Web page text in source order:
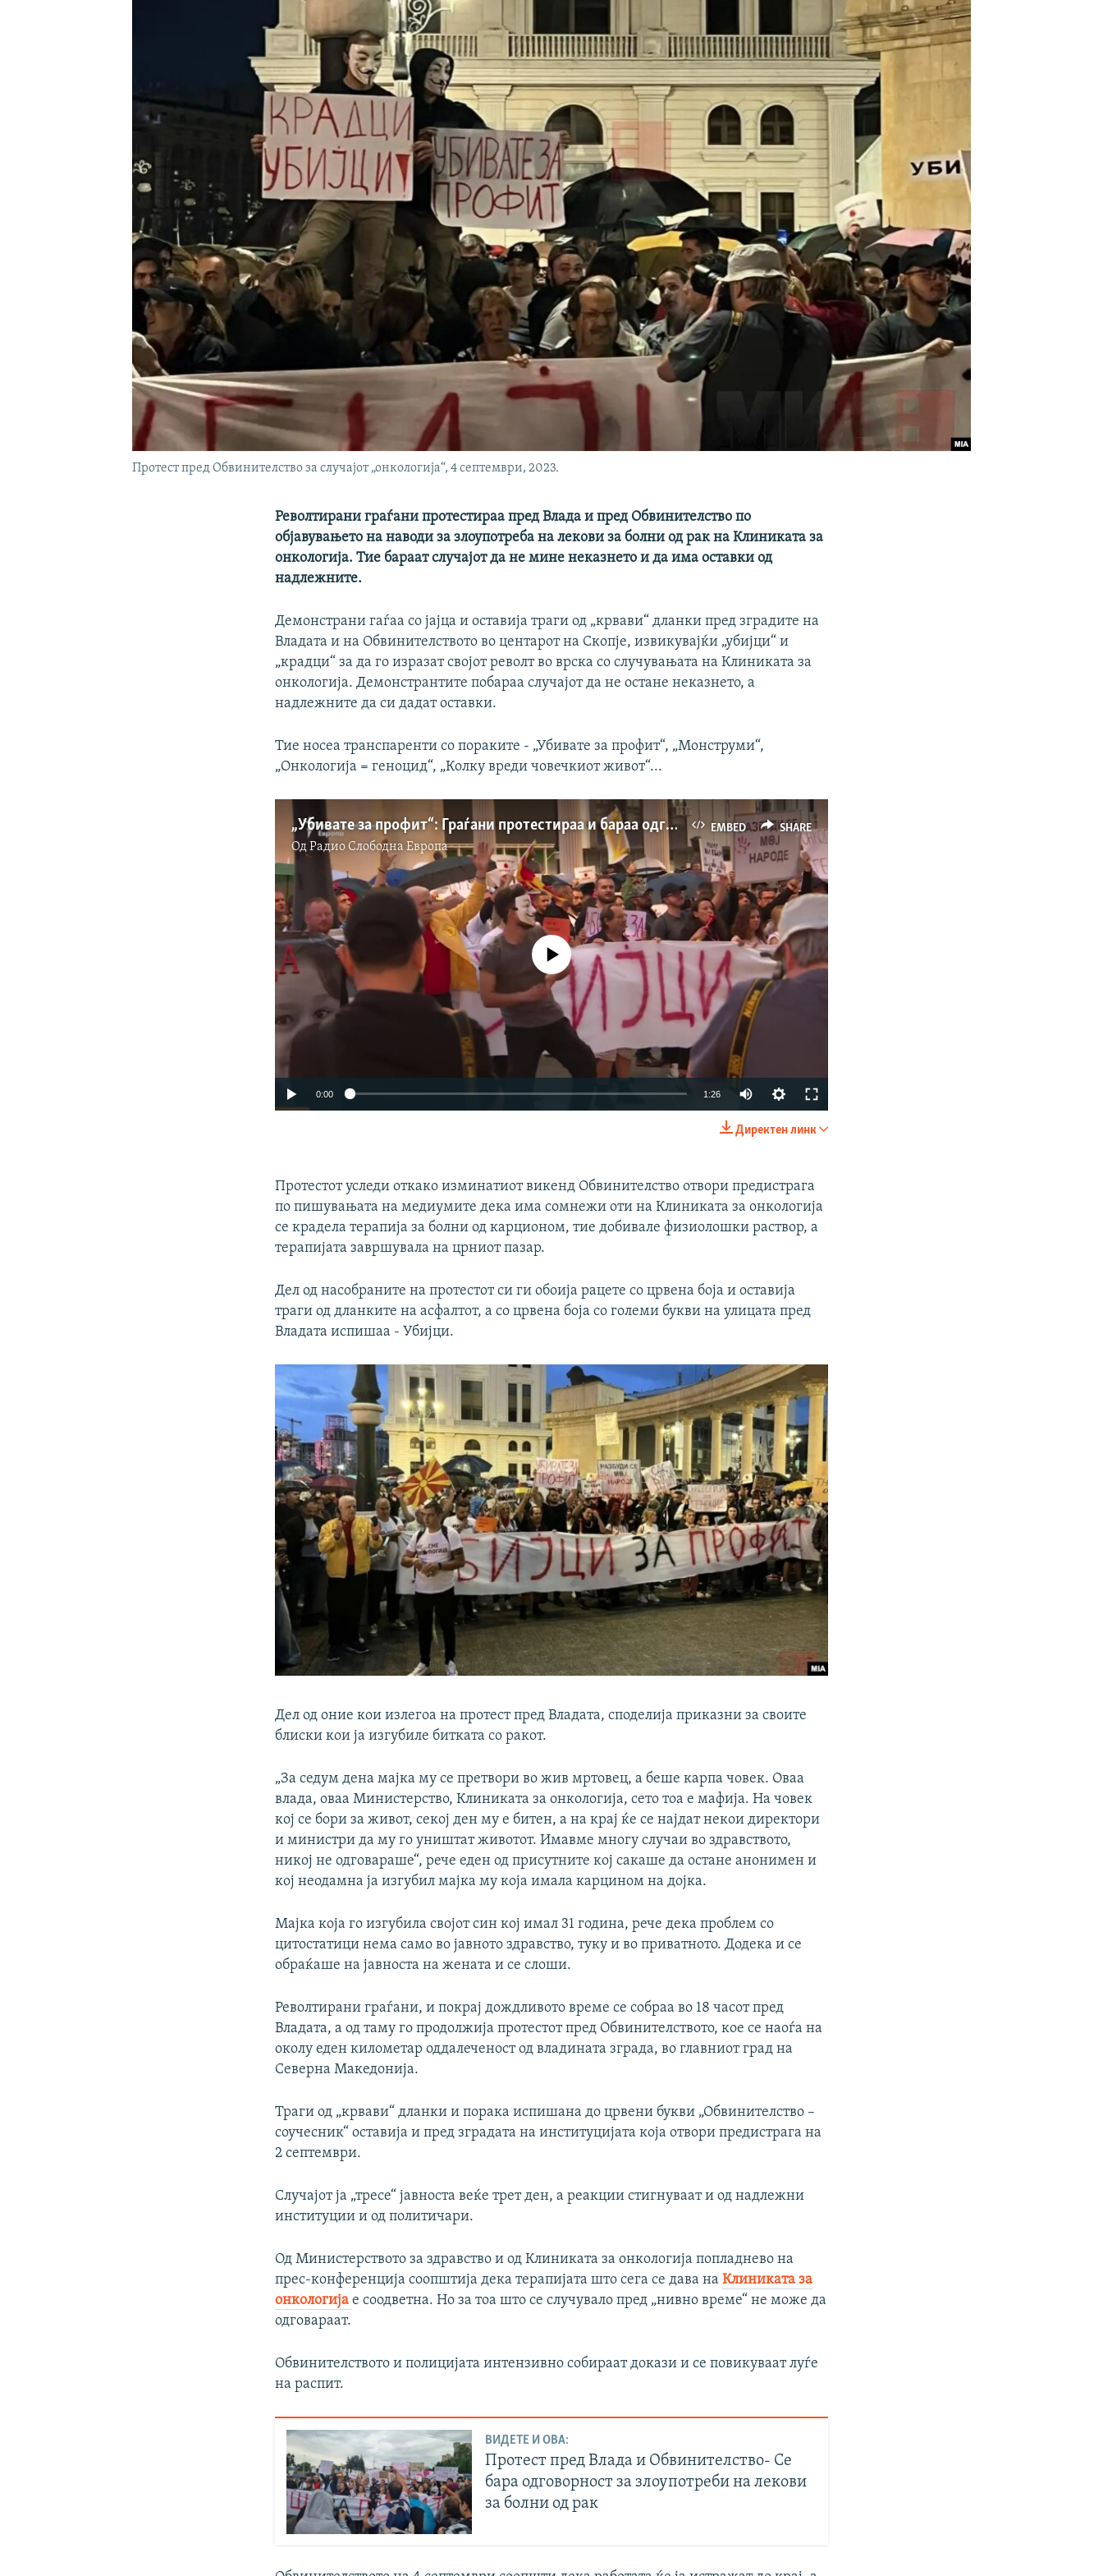
Протест пред Обвинителство за случајот „онкологија“, 4 септември, 2023.
Револтирани граѓани протестираа пред Влада и пред Обвинителство по
објавувањето на наводи за злоупотреба на лекови за болни од рак на Клиниката за
онкологија. Тие бараат случајот да не мине неказнето и да има оставки од
надлежните.
Демонстрани гаѓаа со јајца и оставија траги од „крвави“ дланки пред зградите на
Владата и на Обвинителството во центарот на Скопје, извикувајќи „убијци“ и
„крадци“ за да го изразат својот револт во врска со случувањата на Клиниката за
онкологија. Демонстрантите побараа случајот да не остане неказнето, а
надлежните да си дадат оставки.
Тие носеа транспаренти со пораките - „Убивате за профит“, „Монструми“,
„Oнкологија = геноцид“, „Колку вреди човечкиот живот“...
EMBED SHARE
„Убивате за профит“: Граѓани протестираа и бараа одговорност за злоупотребите на Онкологија
ОдРадио Слободна Eвропа
SHARE
Auto 240p 360p 480p
No media source currently available
0:00 1:26
720p
1080p
Директен линк
Протестот уследи откако изминатиот викенд Обвинителство отвори предистрага
по пишувањата на медиумите дека има сомнежи оти на Клиниката за онкологија
се крадела терапија за болни од карционом, тие добивале физиолошки раствор, а
терапијата завршувала на црниот пазар.
Дел од насобраните на протестот си ги обоија рацете со црвена боја и оставија
траги од дланките на асфалтот, а со црвена боја со големи букви на улицата пред
Владата испишаа - Убијци.
Дел од оние кои излегоа на протест пред Владата, споделија приказни за своите
блиски кои ја изгубиле битката со ракот.
„За седум дена мајка му се претвори во жив мртовец, а беше карпа човек. Оваа
влада, оваа Министерство, Клиниката за онкологија, сето тоа е мафија. На човек
кој се бори за живот, секој ден му е битен, а на крај ќе се најдат некои директори
и министри да му го уништат животот. Имавме многу случаи во здравството,
никој не одговараше“, рече еден од присутните кој сакаше да остане анонимен и
кој неодамна ја изгубил мајка му која имала карцином на дојка.
Мајка која го изгубила својот син кој имал 31 година, рече дека проблем со
цитостатици нема само во јавното здравство, туку и во приватното. Додека и се
обраќаше на јавноста на жената и се слоши.
Револтирани граѓани, и покрај дождливото време се собраа во 18 часот пред
Владата, а од таму го продолжија протестот пред Обвинителството, кое се наоѓа на
околу еден километар оддалеченост од владината зграда, во главниот град на
Северна Македонија.
Траги од „крвави“ дланки и порака испишана до црвени букви „Обвинителство –
соучесник“ оставија и пред зградата на институцијата која отвори предистрага на
2 септември.
Случајот ја „тресе“ јавноста веќе трет ден, а реакции стигнуваат и од надлежни
институции и од политичари.
Од Министерството за здравство и од Клиниката за онкологија попладнево на
прес-конференција соопштија дека терапијата што сега се дава наКлиниката за
онкологијае соодветна. Но за тоа што се случувало пред „нивно време“ не може да
одговараат.
Обвинителството и полицијата интензивно собираат докази и се повикуваат луѓе
на распит.
ВИДЕТЕ И ОВА:
Протест пред Влада и Обвинителство- Се
бара одговорност за злоупотреби на лекови
за болни од рак